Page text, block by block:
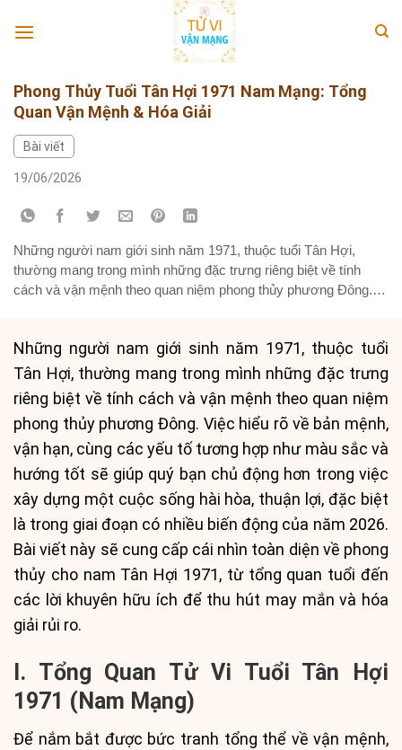
Phong Thủy Tuổi Tân Hợi 1971 Nam Mạng: Tổng
Quan Vận Mệnh & Hóa Giải
Bài viết
19/06/2026
Những người nam giới sinh năm 1971, thuộc tuổi Tân Hợi,
thường mang trong mình những đặc trưng riêng biệt về tính
cách và vận mệnh theo quan niệm phong thủy phương Đông.
Những người nam giới sinh năm 1971, thuộc tuổi
Tân Hợi, thường mang trong mình những đặc trưng
riêng biệt về tính cách và vận mệnh theo quan niệm
phong thủy phương Đông. Việc hiểu rõ về bản mệnh,
vận hạn, cùng các yếu tố tương hợp như màu sắc và
hướng tốt sẽ giúp quý bạn chủ động hơn trong việc
xây dựng một cuộc sống hài hòa, thuận lợi, đặc biệt
là trong giai đoạn có nhiều biến động của năm 2026.
Bài viết này sẽ cung cấp cái nhìn toàn diện về phong
thủy cho nam Tân Hợi 1971, từ tổng quan tuổi đến
các lời khuyên hữu ích để thu hút may mắn và hóa
giải rủi ro.
I. Tổng Quan Tử Vi Tuổi Tân Hợi
1971 (Nam Mạng)
Để nắm bắt được bức tranh tổng thể về vận mệnh,